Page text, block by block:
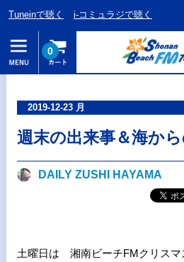
Tuneinで聴く i-コミュラジで聴く
0
2019-12-23 月
週末の出来事＆海か
DAILY ZUSHI HAYAMA
土曜日は 湘南ビーチFMクリス